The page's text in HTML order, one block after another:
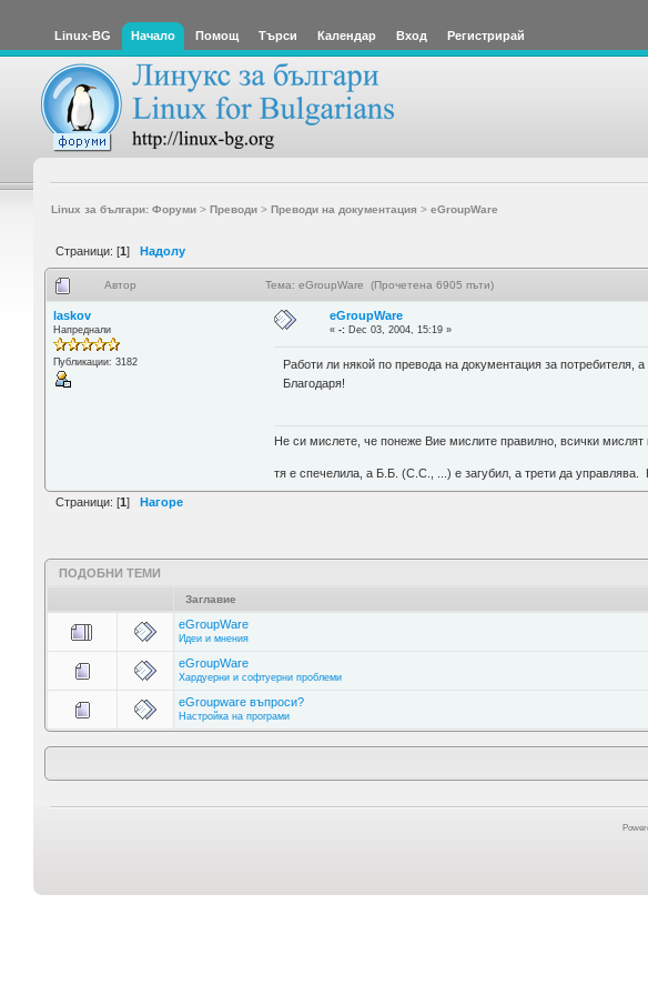
Linux-BG Начало Помощ Търси Календар Вход Регистрирай
Linux за българи: Форуми> Преводи> Преводи на документация > eGroupWare
Страници: [1] Надолу
Автор Тема: eGroupWare (Прочетена 6905 пъти)
laskov
Напреднали
Публикации: 3182
eGroupWare
«-: Dec 03, 2004, 15:19 »
Работи ли някой по превода на документация за потребителя,
Благодаря!
Не си мислете, че понеже Вие мислите правилно, всички мислят
тя е спечелила, а Б.Б. (С.С., ...) е загубил, а трети да управлява.
Страници: [1] Нагоре
ПОДОБНИ ТЕМИ
Заглавие
eGroupWare
Идеи и мнения
eGroupWare
Хардуерни и софтуерни проблеми
eGroupware въпроси?
Настройка на програми